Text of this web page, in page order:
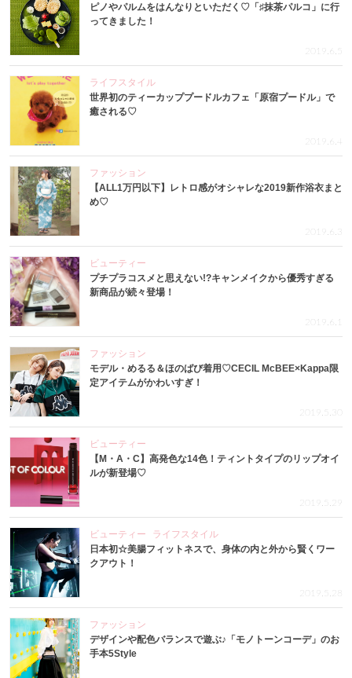
ピノやパルムをはんなりといただく♡「♯抹茶パルコ」に行
ってきました！
2019.6.5
ライフスタイル
世界初のティーカッププードルカフェ「原宿プードル」で
癒される♡
2019.6.4
ファッション
【ALL1万円以下】レトロ感がオシャレな2019新作浴衣まと
め♡
2019.6.3
ビューティー
プチプラコスメと思えない!?キャンメイクから優秀すぎる
新商品が続々登場！
2019.6.1
ファッション
モデル・めるる＆ほのばび着用♡CECIL McBEE×Kappa限
定アイテムがかわいすぎ！
2019.5.30
ビューティー
【M・A・C】高発色な14色！ティントタイプのリップオイ
ルが新登場♡
2019.5.29
ビューティー
ライフスタイル
日本初☆美腸フィットネスで、身体の内と外から賢くワー
クアウト！
2019.5.28
ファッション
デザインや配色バランスで遊ぶ♪「モノトーンコーデ」のお
手本5Style